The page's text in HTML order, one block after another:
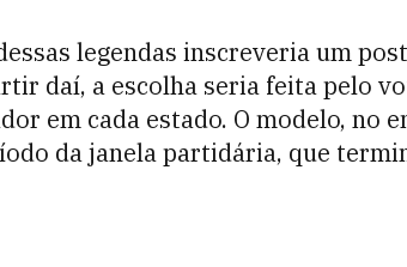
legendas inscreveria um
daí, a escolha seria feita pelo
em cada estado. O modelo, no
da janela partidária, que